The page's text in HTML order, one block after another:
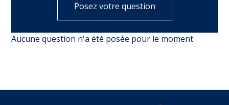
Posez votre question
Aucune question n'a été posée pour le moment